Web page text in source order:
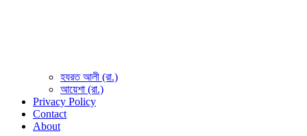
হযরত আলী (রা.)
আয়েশা (রা.)
Privacy Policy
Contact
About